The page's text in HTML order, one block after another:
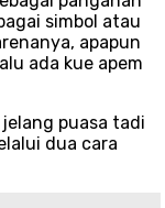
simbol atau
apapun
ada kue apem
puasa tadi
dua cara